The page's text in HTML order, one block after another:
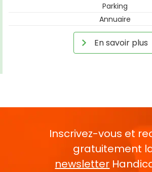
Parking
Annuaire
En savoir plus
Inscrivez-vous et
gratuitement
newsletter